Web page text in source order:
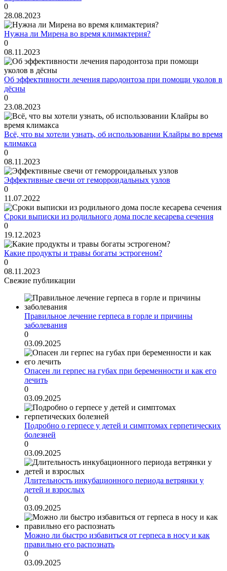
0
28.08.2023
Нужна ли Мирена во время климактерия?
0
08.11.2023
Об эффективности лечения пародонтоза при помощи уколов в
дёсны
0
23.08.2023
Всё, что вы хотели узнать, об использовании Клайры во время
климакса
0
08.11.2023
Эффективные свечи от геморроидальных узлов
0
11.07.2022
Сроки выписки из родильного дома после кесарева сечения
0
19.12.2023
Какие продукты и травы богаты эстрогеном?
0
08.11.2023
Свежие публикации
Правильное лечение герпеса в горле и причины
заболевания
0
03.09.2025
Опасен ли герпес на губах при беременности и как его
лечить
0
03.09.2025
Подробно о герпесе у детей и симптомах герпетических
болезней
0
03.09.2025
Длительность инкубационного периода ветрянки у
детей и взрослых
0
03.09.2025
Можно ли быстро избавиться от герпеса в носу и как
правильно его распознать
0
03.09.2025